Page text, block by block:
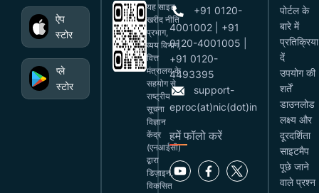
ऐप
स्टोर
प्ले
स्टोर
यह साइट
खरीद नीति
प्रभाग,
व्यय विभाग,
वित्त
मंत्रालय के
सहयोग से
राष्ट्रीय
सूचना
विज्ञान
केंद्र
(एनआईसी)
द्वारा
डिज़ाइन,
विकसित
+91 0120-
4001002 | +91
0120-4001005 |
+91 0120-
4493395
support-
eproc(at)nic(dot)in
हमें फॉलो करें
पोर्टल के
बारे में
प्रतिक्रिया
दें
उपयोग की
शर्तें
डाउनलोड
लक्ष्य और
दूरदर्शिता
साइटमैप
पूछे जाने
वाले प्रश्न